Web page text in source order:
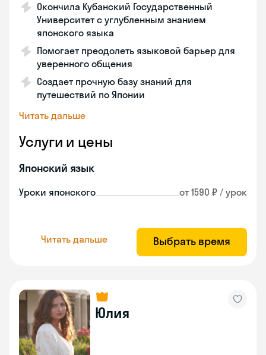
Окончила Кубанский Государственный
Университет с углубленным знанием
японского языка
Помогает преодолеть языковой барьер для
уверенного общения
Создает прочную базу знаний для
путешествий по Японии
Читать дальше
Услуги и цены
Японский язык
Уроки японского от 1590 ₽ / урок
Читать дальше Выбрать время
Юлия